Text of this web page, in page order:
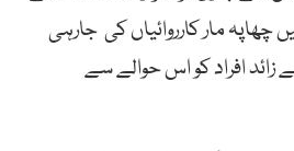
چھاپہ مار کارروائیاں کی جارہی
زائد افراد کو اس حوالے سے